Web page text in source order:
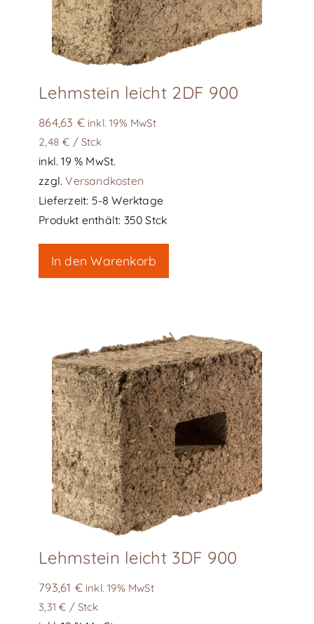
Produktseite
gewählt
werden
Lehmstein leicht 2DF 900
864,63 € inkl. 19% MwSt
2,48€ / Stck
inkl. 19 % MwSt.
zzgl.Versandkosten
Lieferzeit: 5-8 Werktage
Produkt enthält: 350Stck
In den Warenkorb
Lehmstein leicht 3DF 900
793,61 € inkl. 19% MwSt
3,31€ / Stck